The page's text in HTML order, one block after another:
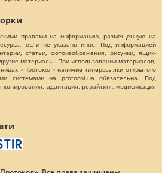
правами на информацию, размещенную на
если не указано иное. Под информацией
статьи, фотоизображения, рисунки, ящик-
материалы. При использовании материалов,
«Протокол» наличие гиперссылки открытого
системами на protocol.ua обязательна. Под
копирования, адаптация, рерайтинг, модификация